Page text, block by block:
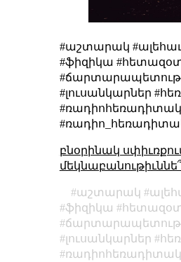
#աշտարակ
#ֆիզիկա
#լուսանկարներ
#ռադիոհեռադիտակ
բնօրինակ
աշտարակ
ֆիզիկա
լուսանկարներ
ռադիոհեռադիտակ